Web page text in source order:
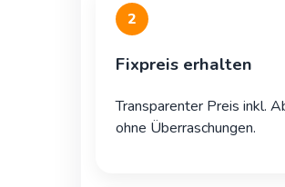
2
Fixpreis erhalten
Transparenter Preis inkl.
ohne Überraschungen.